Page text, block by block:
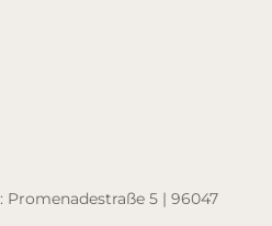
: Promenadestraße 5 | 96047